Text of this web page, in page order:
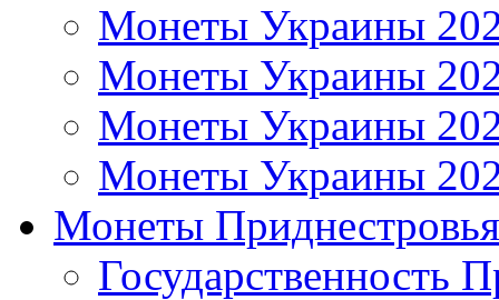
Монеты Украины
Монеты Украины
Монеты Украины
Монеты Украины
Монеты Приднестровья
Государственность